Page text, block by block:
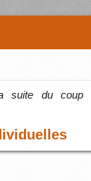
suite du coup